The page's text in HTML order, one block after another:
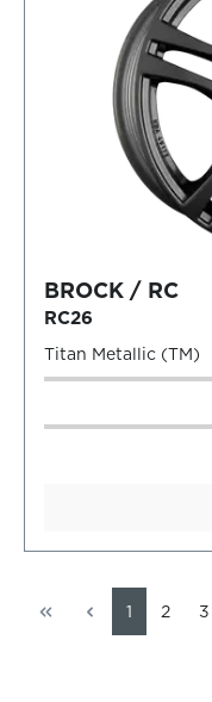
BROCK / RC
RC26
Titan Metallic (TM)
1 2 3